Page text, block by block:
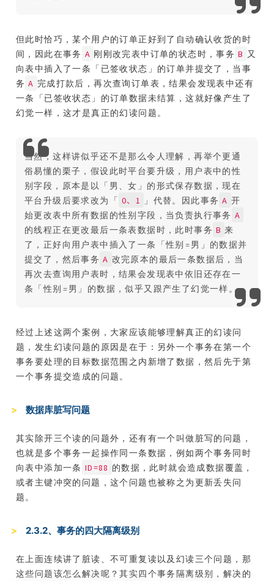
但此时恰巧，某个用户的订单正好到了自动确认收货的时
间，因此在事务 A 刚刚改完表中订单的状态时，事务 B 又
向表中插入了一条「已签收状态」的订单并提交了，当事
务 A 完成打款后，再次查询订单表，结果会发现表中还有
一条「已签收状态」的订单数据未结算，这就好像产生了
幻觉一样，这才是真正的幻读问题。
当然，这样讲似乎还不是那么令人理解，再举个更通
俗易懂的栗子，假设此时平台要升级，用户表中的性
别字段，原本是以「男、女」的形式保存数据，现在
平台升级后要求改为「 0、1 」代替。因此事务 A 开
始更改表中所有数据的性别字段，当负责执行事务 A
的线程正在更改最后一条表数据时，此时事务 B 来
了，正好向用户表中插入了一条「性别=男」的数据并
提交了，然后事务 A 改完原本的最后一条数据后，当
再次去查询用户表时，结果会发现表中依旧还存在一
条「性别=男」的数据，似乎又跟产生了幻觉一样。
经过上述这两个案例，大家应该能够理解真正的幻读问
题，发生幻读问题的原因是在于：另外一个事务在第一个
事务要处理的目标数据范围之内新增了数据，然后先于第
一个事务提交造成的问题。
数据库脏写问题
其实除开三个读的问题外，还有有一个叫做脏写的问题，
也就是多个事务一起操作同一条数据，例如两个事务同时
向表中添加一条 ID=88 的数据，此时就会造成数据覆盖，
或者主键冲突的问题，这个问题也被称之为更新丢失问
题。
2.3.2、事务的四大隔离级别
在上面连续讲了脏读、不可重复读以及幻读三个问题，那
这些问题该怎么解决呢？其实四个事务隔离级别，解决的